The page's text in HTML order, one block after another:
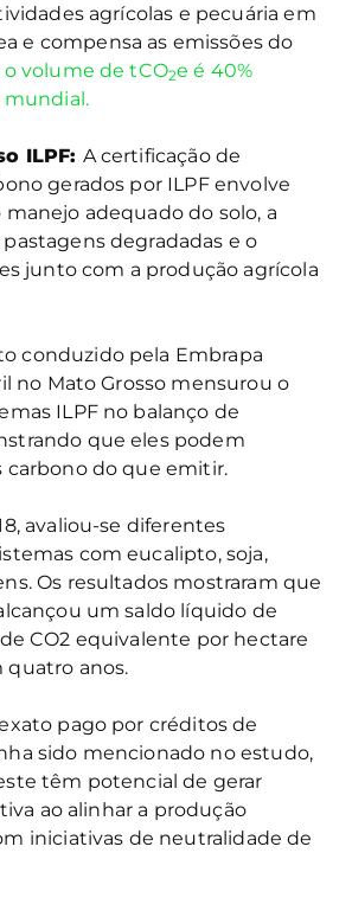
agrícolas e pecuária em
e compensa as emissões do
o volume de tCO2e é 40%
mundial.
ILPF: A certificação de
gerados por ILPF envolve
adequado do solo, a
degradadas e o
junto com a produção agrícola
conduzido pela Embrapa
no Mato Grosso mensurou o
ILPF no balanço de
que eles podem
carbono do que emitir.
avaliou-se diferentes
com eucalipto, soja,
Os resultados mostraram que
um saldo líquido de
CO2 equivalente por hectare
quatro anos.
pago por créditos de
sido mencionado no estudo,
têm potencial de gerar
ao alinhar a produção
iniciativas de neutralidade de